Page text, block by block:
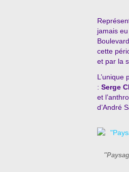
jamais
cette
et par la
L’unique
: Serge
et
d’André